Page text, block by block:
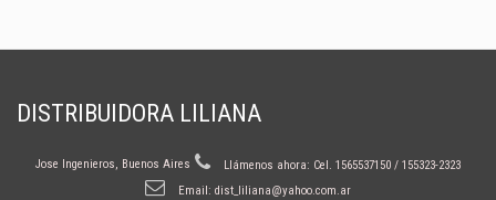
DISTRIBUIDORA LILIANA
Jose Ingenieros, Buenos Aires Llámenos ahora: Cel. 1565537150 / 155323-2323
Email: dist_liliana@yahoo.com.ar